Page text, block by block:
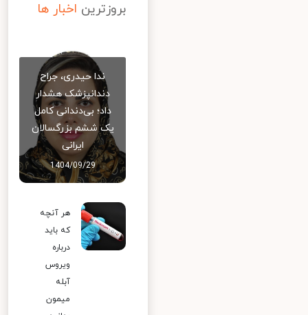
بروزترین اخبار ها
ندا حیدری، جراح
دندانپزشک هشدار
داد؛ بی‌دندانی کامل
یک ششم بزرگسالان
ایرانی
1404/09/29
هر آنچه
که باید
درباره
ویروس
آبله
میمون